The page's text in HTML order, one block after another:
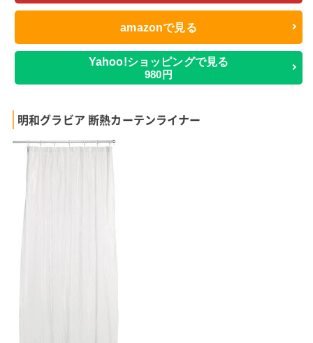
amazonで見る
Yahoo!ショッピングで見る
980円
明和グラビア 断熱カーテンライナー